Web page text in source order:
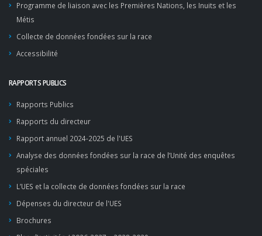
Programme de liaison avec les Premières Nations, les Inuits et les
Métis
Collecte de données fondées sur la race
Accessibilité
RAPPORTS PUBLICS
Rapports Publics
Rapports du directeur
Rapport annuel 2024-2025 de l'UES
Analyse des données fondées sur la race de l’Unité des enquêtes
spéciales
L’UES et la collecte de données fondées sur la race
Dépenses du directeur de l'UES
Brochures